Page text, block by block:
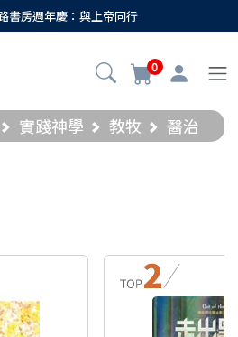
書房週年慶：與上帝同行
0
實踐神學 教牧 醫治